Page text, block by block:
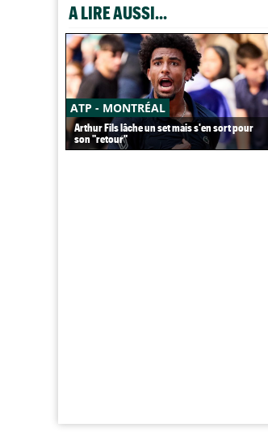
A LIRE AUSSI...
ATP - MONTRÉAL
Arthur Fils lâche un set mais s'en sort pour
son "retour"